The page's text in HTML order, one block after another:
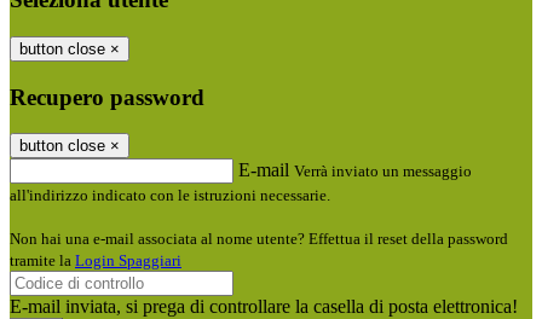
button close ×
Recupero password
button close ×
E-mail Verrà inviato un messaggio
all'indirizzo indicato con le istruzioni necessarie.
Non hai una e-mail associata al nome utente? Effettua il reset della password
tramite la Login Spaggiari
E-mail inviata, si prega di controllare la casella di posta elettronica!